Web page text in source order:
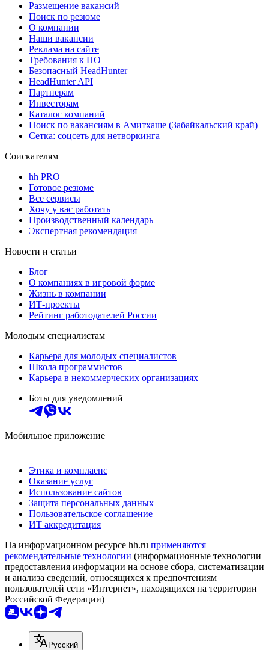
Размещение вакансий
Поиск по резюме
О компании
Наши вакансии
Реклама на сайте
Требования к ПО
Безопасный HeadHunter
HeadHunter API
Партнерам
Инвесторам
Каталог компаний
Поиск по вакансиям в Амитхаше (Забайкальский край)
Сетка: соцсеть для нетворкинга
Соискателям
hh PRO
Готовое резюме
Все сервисы
Хочу у вас работать
Производственный календарь
Экспертная рекомендация
Новости и статьи
Блог
О компаниях в игровой форме
Жизнь в компании
ИТ-проекты
Рейтинг работодателей России
Молодым специалистам
Карьера для молодых специалистов
Школа программистов
Карьера в некоммерческих организациях
Боты для уведомлений
Мобильное приложение
Этика и комплаенс
Оказание услуг
Использование сайтов
Защита персональных данных
Пользовательское соглашение
ИТ аккредитация
На информационном ресурсе hh.ru применяются
рекомендательные технологии (информационные технологии
предоставления информации на основе сбора, систематизации
и анализа сведений, относящихся к предпочтениям
пользователей сети «Интернет», находящихся на территории
Российской Федерации)
Русский